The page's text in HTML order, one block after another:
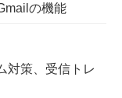
の機能
対策、受信トレ